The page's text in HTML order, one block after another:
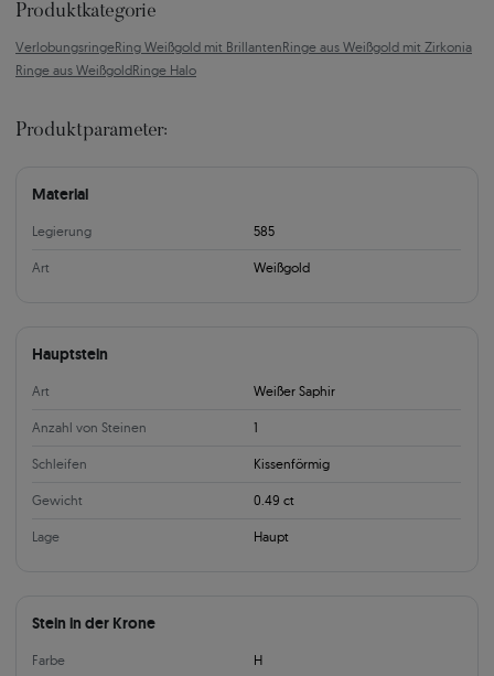
Produktkategorie
VerlobungsringeRing Weißgold mit BrillantenRinge aus Weißgold mit Zirkonia
Ringe aus WeißgoldRinge Halo
Produktparameter:
Material
Legierung 585
Art Weißgold
Hauptstein
Art Weißer Saphir
Anzahl von Steinen 1
Schleifen Kissenförmig
Gewicht 0.49 ct
Lage Haupt
Stein in der Krone
Farbe H